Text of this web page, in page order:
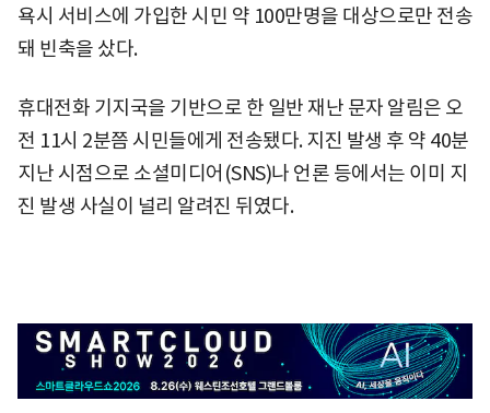
욕시 서비스에 가입한 시민 약 100만명을 대상으로만 전송
돼 빈축을 샀다.
휴대전화 기지국을 기반으로 한 일반 재난 문자 알림은 오
전 11시 2분쯤 시민들에게 전송됐다. 지진 발생 후 약 40분
지난 시점으로 소셜미디어(SNS)나 언론 등에서는 이미 지
진 발생 사실이 널리 알려진 뒤였다.